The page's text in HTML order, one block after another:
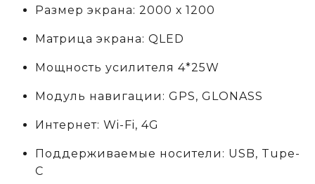
Размер экрана: 2000 х 1200
Матрица экрана: QLED
Мощность усилителя 4*25W
Модуль навигации: GPS, GLONASS
Интернет: Wi-Fi, 4G
Поддерживаемые носители: USB, Tupe-
C